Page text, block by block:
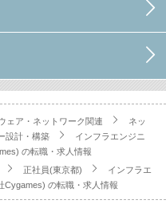
ェア・ネットワーク関連
ネッ
設計・構築
インフラエンジニ
の転職・求人情報
正社員(東京都)
インフラエ
Cygames) の転職・求人情報